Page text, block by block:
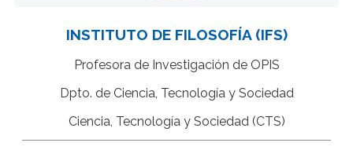
INSTITUTO DE FILOSOFÍA (IFS)
Profesora de Investigación de OPIS
Dpto. de Ciencia, Tecnología y Sociedad
Ciencia, Tecnología y Sociedad (CTS)